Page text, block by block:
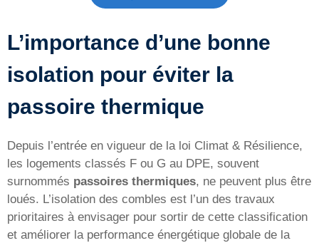
L’importance d’une bonne
isolation pour éviter la
passoire thermique
Depuis l’entrée en vigueur de la loi Climat & Résilience,
les logements classés F ou G au DPE, souvent
surnommés passoires thermiques, ne peuvent plus être
loués. L’isolation des combles est l’un des travaux
prioritaires à envisager pour sortir de cette classification
et améliorer la performance énergétique globale de la